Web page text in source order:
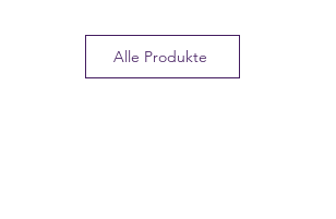
Alle Produkte